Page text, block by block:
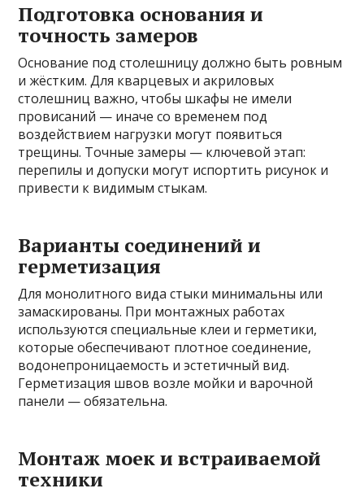
Подготовка основания и
точность замеров
Основание под столешницу должно быть ровным
и жёстким. Для кварцевых и акриловых
столешниц важно, чтобы шкафы не имели
провисаний — иначе со временем под
воздействием нагрузки могут появиться
трещины. Точные замеры — ключевой этап:
перепилы и допуски могут испортить рисунок и
привести к видимым стыкам.
Варианты соединений и
герметизация
Для монолитного вида стыки минимальны или
замаскированы. При монтажных работах
используются специальные клеи и герметики,
которые обеспечивают плотное соединение,
водонепроницаемость и эстетичный вид.
Герметизация швов возле мойки и варочной
панели — обязательна.
Монтаж моек и встраиваемой
техники